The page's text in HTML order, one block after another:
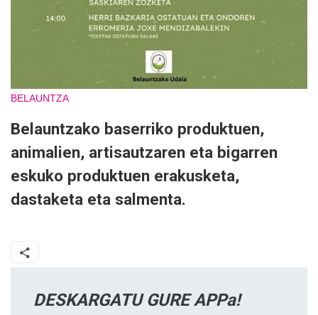
BELAUNTZA
Belauntzako baserriko produktuen,
animalien, artisautzaren eta bigarren
eskuko produktuen erakusketa,
dastaketa eta salmenta.
DESKARGATU GURE APPa!